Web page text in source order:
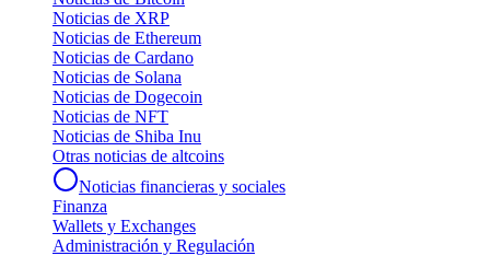
Noticias de XRP
Noticias de Ethereum
Noticias de Cardano
Noticias de Solana
Noticias de Dogecoin
Noticias de NFT
Noticias de Shiba Inu
Otras noticias de altcoins
Noticias financieras y sociales
Finanza
Wallets y Exchanges
Administración y Regulación